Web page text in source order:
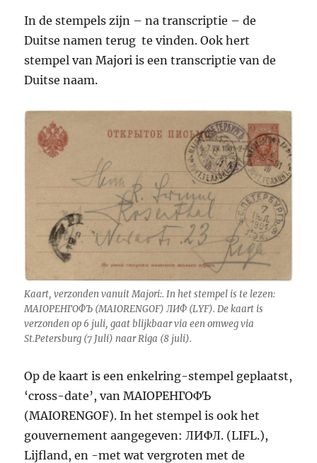
In de stempels zijn – na transcriptie – de
Duitse namen terug te vinden. Ook hert
stempel van Majori is een transcriptie van de
Duitse naam.
Kaart, verzonden vanuit Majori:. In het stempel is te lezen:
МАIОРЕНГОФЪ (MAIORENGOF) ЛИФ (LYF). De kaart is
verzonden op 6 juli, gaat blijkbaar via een omweg via
St.Petersburg (7 Juli) naar Riga (8 juli).
Op de kaart is een enkelring-stempel geplaatst,
‘cross-date’, van МАIОРЕНГОФЪ
(MAIORENGOF). In het stempel is ook het
gouvernement aangegeven: ЛИФЛ. (LIFL.),
Lijfland, en -met wat vergroten met de